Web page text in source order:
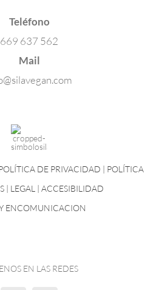
Teléfono
669 637 562
Mail
DE PRIVACIDAD | POLÍTICA
| LEGAL | ACCESIBILIDAD
ENCOMUNICACION
EN LAS REDES